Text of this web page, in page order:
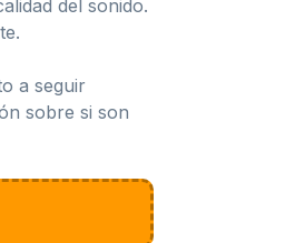
del sonido.
a seguir
sobre si son